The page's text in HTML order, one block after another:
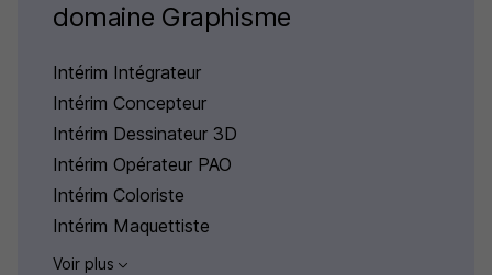
domaine Graphisme
Intérim Intégrateur
Intérim Concepteur
Intérim Dessinateur 3D
Intérim Opérateur PAO
Intérim Coloriste
Intérim Maquettiste
Voir plus